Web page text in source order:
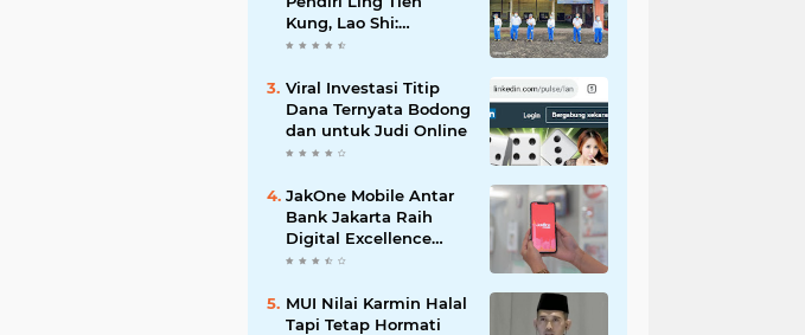
Kung, Lao Shi:
Amanah Harus Kita
Viral Investasi Titip
Dana Ternyata Bodong
dan untuk Judi Online
JakOne Mobile Antar
Bank Jakarta Raih
Digital Excellence
Awards 2026
MUI Nilai Karmin Halal
Tapi Tetap Hormati